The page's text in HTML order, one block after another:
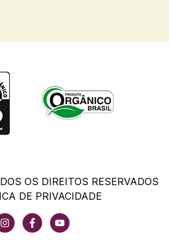
OS DIREITOS RESERVADOS
DE PRIVACIDADE